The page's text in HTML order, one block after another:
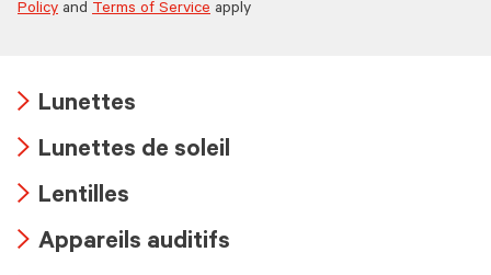
Policy and Terms of Service apply
icon
Lunettes
icon
Lunettes de soleil
icon
Lentilles
Appareils auditifs